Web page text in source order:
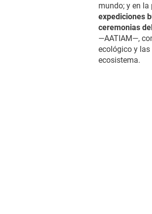
mundo; y en
expediciones
ceremonias
—AATIAM—,
ecológico y las
ecosistema.